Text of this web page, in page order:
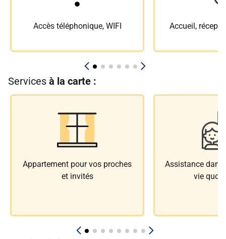
Accès téléphonique, WIFI Accueil,
Services à la carte :
Appartement pour vos proches
et invités
Assistance dans
vie